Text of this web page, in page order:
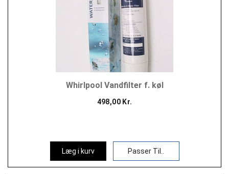
Whirlpool Vandfilter f. køl
498,00 Kr.
Læg i kurv Passer Til..